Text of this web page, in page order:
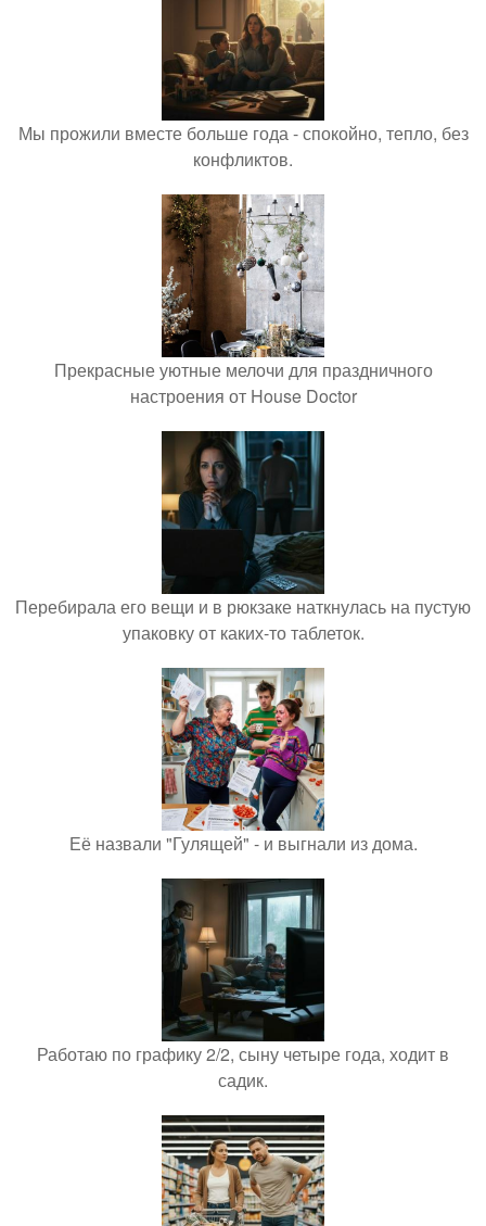
Мы прожили вместе больше года - спокойно, тепло, без
конфликтов.
Прекрасные уютные мелочи для праздничного
настроения от House Doctor
Перебирала его вещи и в рюкзаке наткнулась на пустую
упаковку от каких-то таблеток.
Её назвали "Гулящей" - и выгнали из дома.
Работаю по графику 2/2, сыну четыре года, ходит в
садик.